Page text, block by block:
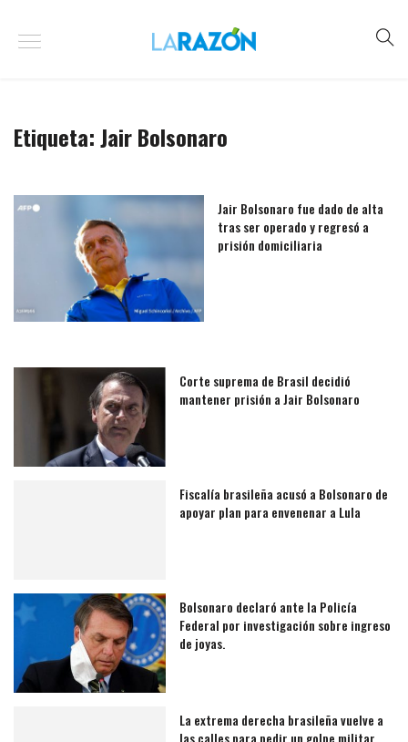
Etiqueta:Jair Bolsonaro
Jair Bolsonaro fue dado de alta
tras ser operado y regresó a
prisión domiciliaria
Corte suprema de Brasil decidió
mantener prisión a Jair Bolsonaro
Fiscalía brasileña acusó a Bolsonaro de
apoyar plan para envenenar a Lula
Bolsonaro declaró ante la Policía
Federal por investigación sobre ingreso
de joyas.
La extrema derecha brasileña vuelve a
las calles para pedir un golpe militar.